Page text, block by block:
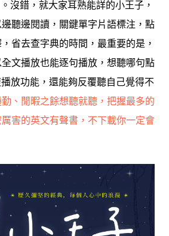
沒錯，就大家耳熟能詳的小王子，
聽邊閱讀，關鍵單字片語標注，點
省去查字典的時間，最重要的是，
文播放也能逐句播放，想聽哪句點
放功能，還能夠反覆聽自己覺得不
、閒暇之餘想聽就聽，把握最多的
害的英文有聲書，不下載你一定會